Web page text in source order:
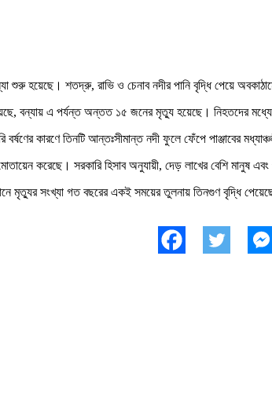
শুরু হয়েছে। শতদ্রু, রাভি ও চেনাব নদীর পানি বৃদ্ধি পেয়ে
বন্যায় এ পর্যন্ত অন্তত ১৫ জনের মৃত্যু হয়েছে। নিহতদের
বর্ষণের কারণে তিনটি আন্তঃসীমান্ত নদী ফুলে ফেঁপে পাঞ্জাবের
করেছে। সরকারি হিসাব অনুযায়ী, দেড় লাখের বেশি মানুষ
মৃত্যুর সংখ্যা গত বছরের একই সময়ের তুলনায় তিনগুণ বৃদ্ধি